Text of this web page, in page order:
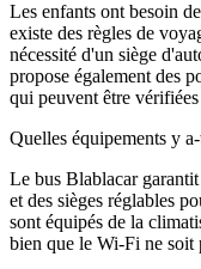
Les enfants ont besoin
existe des règles de
nécessité d'un siège
propose également des
qui peuvent être
Quelles équipements y
Le bus Blablacar
et des sièges réglables
sont équipés de la
bien que le Wi-Fi ne soit